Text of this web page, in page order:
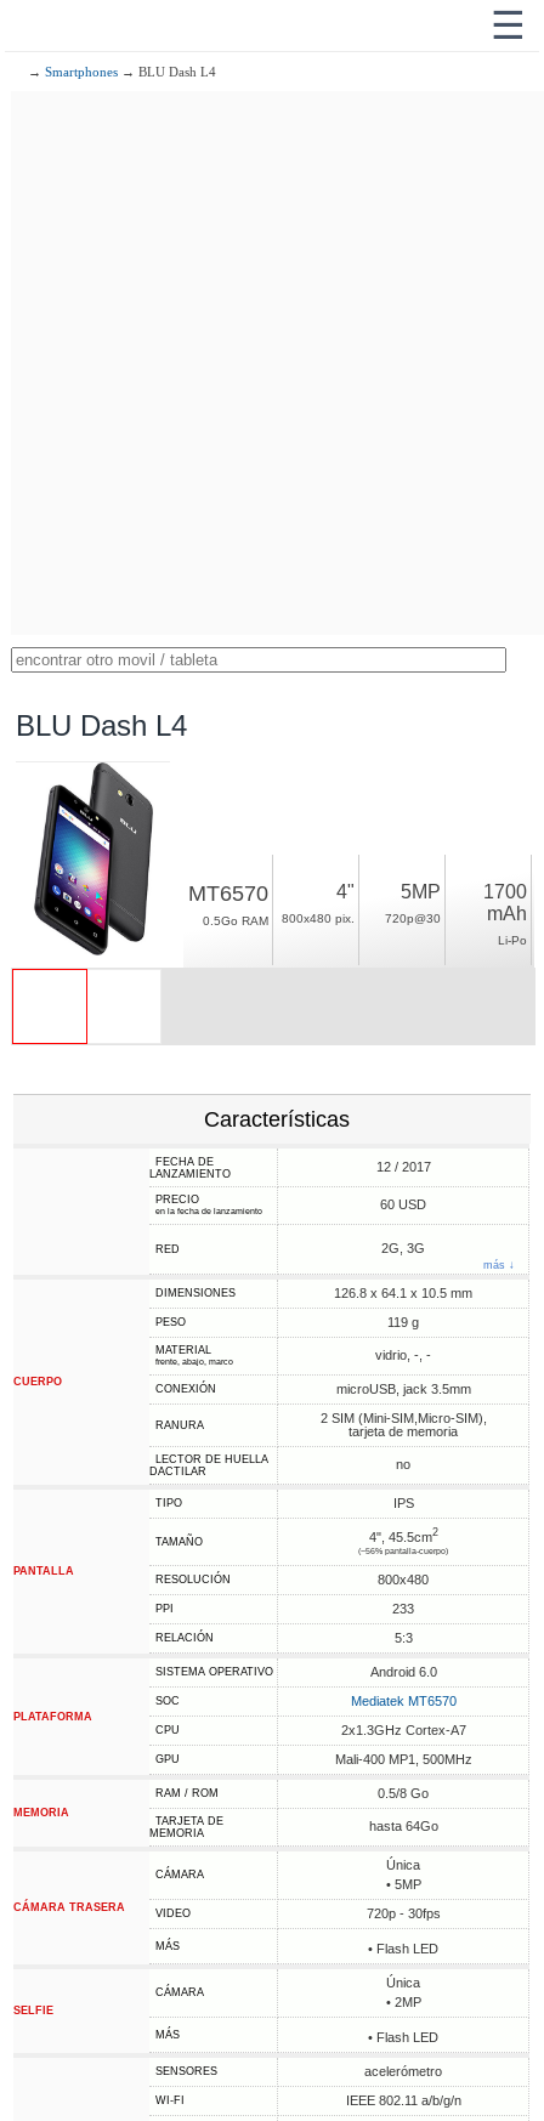
☰
→Smartphones → BLU Dash L4
BLU Dash L4
MT6570
0.5Go RAM
4"
800x480 pix.
5MP
720p@30
1700
mAh
Li-Po
Características
FECHA DE
LANZAMIENTO
12 / 2017
PRECIO
en la fecha de lanzamiento 60 USD
RED 2G, 3G
más ↓
CUERPO
DIMENSIONES 126.8 x 64.1 x 10.5 mm
PESO 119 g
MATERIAL
frente, abajo, marco vidrio, -, -
CONEXIÓN microUSB, jack 3.5mm
RANURA
2 SIM (Mini-SIM,Micro-SIM),
tarjeta de memoria
LECTOR DE HUELLA
DACTILAR
no
PANTALLA
TIPO IPS
TAMAÑO 4", 45.5cm2
(~56% pantalla-cuerpo)
RESOLUCIÓN 800x480
PPI 233
RELACIÓN 5:3
PLATAFORMA
SISTEMA OPERATIVO Android 6.0
SOC Mediatek MT6570
CPU 2x1.3GHz Cortex-A7
GPU Mali-400 MP1, 500MHz
MEMORIA
RAM / ROM 0.5/8 Go
TARJETA DE
MEMORIA
hasta 64Go
CÁMARA TRASERA
CÁMARA
Única
• 5MP
VIDEO 720p - 30fps
MÁS • Flash LED
SELFIE
CÁMARA
Única
• 2MP
MÁS • Flash LED
SENSORES acelerómetro
WI-FI IEEE 802.11 a/b/g/n